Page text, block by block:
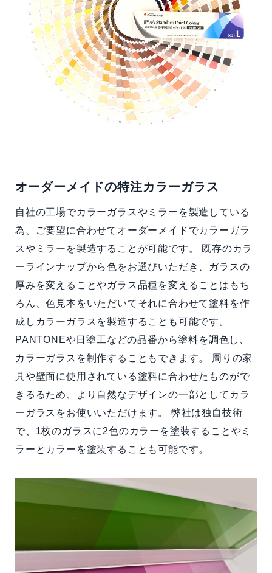
オーダーメイドの特注カラーガラス
自社の工場でカラーガラスやミラーを製造している
為、ご要望に合わせてオーダーメイドでカラーガラ
スやミラーを製造することが可能です。 既存のカラ
ーラインナップから色をお選びいただき、ガラスの
厚みを変えることやガラス品種を変えることはもち
ろん、色見本をいただいてそれに合わせて塗料を作
成しカラーガラスを製造することも可能です。
PANTONEや日塗工などの品番から塗料を調色し、
カラーガラスを制作することもできます。 周りの家
具や壁面に使用されている塗料に合わせたものがで
きるるため、より自然なデザインの一部としてカラ
ーガラスをお使いいただけます。 弊社は独自技術
で、1枚のガラスに2色のカラーを塗装することやミ
ラーとカラーを塗装することも可能です。